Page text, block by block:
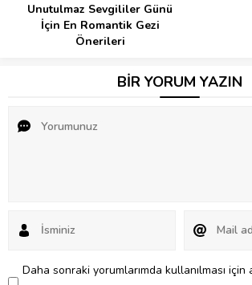
Unutulmaz Sevgililer Günü
İçin En Romantik Gezi
Önerileri
BİR YORUM YAZIN
Daha sonraki yorumlarımda kullanılması için